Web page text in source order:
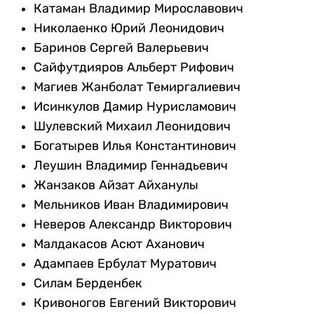
Катаман Владимир Мирославович
Николаенко Юрий Леонидович
Баринов Сергей Валерьевич
Сайфутдияров Альберт Рифович
Магиев Жанболат Темиргалиевич
Исинкулов Дамир Нурисламович
Шулевский Михаил Леонидович
Богатырев Илья Константинович
Леушин Владимир Геннадьевич
Жанзаков Айзат Айханулы
Мельников Иван Владимирович
Неверов Александр Викторович
Малдакасов Асют Аханович
Адампаев Ербулат Муратович
Силам Берденбек
Кривоногов Евгений Викторович